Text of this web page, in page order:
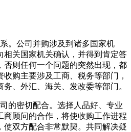
。公司并购涉及到诸多国家机
相关国家机关确认，并得到肯定答
否则任何一个问题的突然出现，都
购主要涉及工商、税务等部门，
、外汇、海关、发改委等部门。
的密切配合。选择人品好、专业
商顾问的合作，将使收购工作进程
使双方配合非常默契。共同解决疑